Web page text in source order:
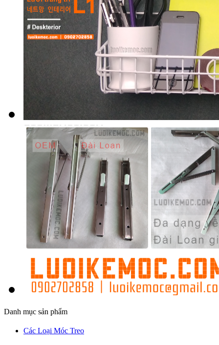
Danh mục sản phẩm
Các Loại Móc Treo